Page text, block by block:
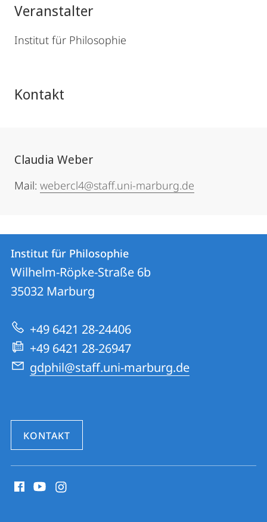
Veranstalter
Institut für Philosophie
Kontakt
Claudia Weber
Mail: webercl4@staff.uni-marburg.de
Kontakt
und
Informationen
zur
Website
Kontaktinformationen
Institut
für
Philosophie
Institut für Philosophie
Wilhelm-Röpke-Straße 6b
35032 Marburg
+49 6421 28-24406
+49 6421 28-26947
gdphil@staff.uni-marburg.de
KONTAKT
Media